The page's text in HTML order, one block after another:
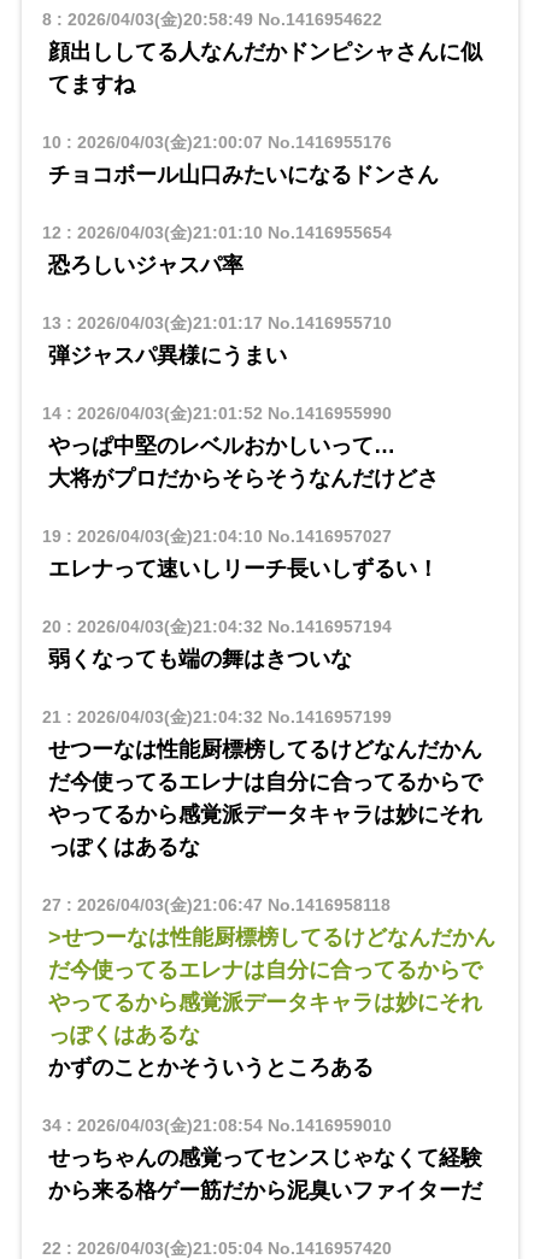
8: 2026/04/03(金)20:58:49No.1416954622
顔出ししてる人なんだかドンピシャさんに似
てますね
10 : 2026/04/03(金)21:00:07 No.1416955176
チョコボール山口みたいになるドンさん
12 : 2026/04/03(金)21:01:10 No.1416955654
恐ろしいジャスパ率
13 : 2026/04/03(金)21:01:17 No.1416955710
弾ジャスパ異様にうまい
14: 2026/04/03(金)21:01:52 No.1416955990
やっぱ中堅のレベルおかしいって…
大将がプロだからそらそうなんだけどさ
19: 2026/04/03(金)21:04:10 No.1416957027
エレナって速いしリーチ長いしずるい！
20 : 2026/04/03(金)21:04:32 No.1416957194
弱くなっても端の舞はきついな
21 : 2026/04/03(金)21:04:32 No.1416957199
せつーなは性能厨標榜してるけどなんだかん
だ今使ってるエレナは自分に合ってるからで
やってるから感覚派データキャラは妙にそれ
っぽくはあるな
27 : 2026/04/03(金)21:06:47 No.1416958118
>せつーなは性能厨標榜してるけどなんだかん
だ今使ってるエレナは自分に合ってるからで
やってるから感覚派データキャラは妙にそれ
っぽくはあるな
かずのことかそういうところある
34: 2026/04/03(金)21:08:54No.1416959010
せっちゃんの感覚ってセンスじゃなくて経験
から来る格ゲー筋だから泥臭いファイターだ
22 : 2026/04/03(金)21:05:04No.1416957420